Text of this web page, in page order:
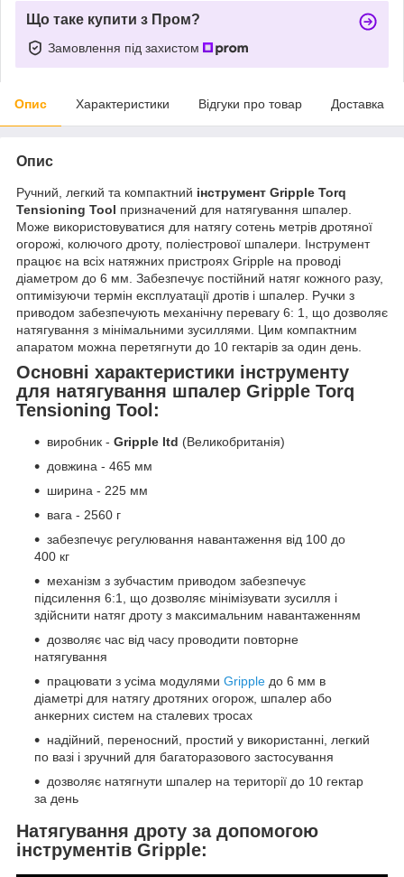
Що таке купити з Пром?
Замовлення під захистом
Опис Характеристики Відгуки про товар Доставка
Опис
Ручний, легкий та компактний інструмент Gripple Torq
Tensioning Tool призначений для натягування шпалер.
Може використовуватися для натягу сотень метрів дротяної
огорожі, колючого дроту, поліестрової шпалери. Інструмент
працює на всіх натяжних пристроях Gripple на проводі
діаметром до 6 мм. Забезпечує постійний натяг кожного разу,
оптимізуючи термін експлуатації дротів і шпалер. Ручки з
приводом забезпечують механічну перевагу 6: 1, що дозволяє
натягування з мінімальними зусиллями. Цим компактним
апаратом можна перетягнути до 10 гектарів за один день.
Основні характеристики інструменту
для натягування шпалер Gripple Torq
Tensioning Tool:
виробник - Gripple ltd (Великобританія)
довжина - 465 мм
ширина - 225 мм
вага - 2560 г
забезпечує регулювання навантаження від 100 до
400 кг
механізм з зубчастим приводом забезпечує
підсилення 6:1, що дозволяє мінімізувати зусилля і
здійснити натяг дроту з максимальним навантаженням
дозволяє час від часу проводити повторне
натягування
працювати з усіма модулями Gripple до 6 мм в
діаметрі для натягу дротяних огорож, шпалер або
анкерних систем на сталевих тросах
надійний, переносний, простий у використанні, легкий
по вазі і зручний для багаторазового застосування
дозволяє натягнути шпалер на території до 10 гектар
за день
Натягування дроту за допомогою
інструментів Gripple: